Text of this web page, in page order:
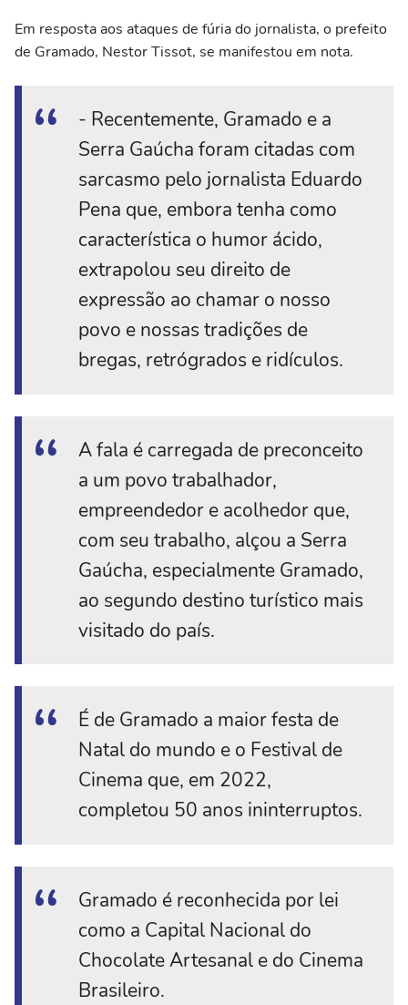
Em resposta aos ataques de fúria do jornalista, o prefeito
de Gramado, Nestor Tissot, se manifestou em nota.
- Recentemente, Gramado e a
Serra Gaúcha foram citadas com
sarcasmo pelo jornalista Eduardo
Pena que, embora tenha como
característica o humor ácido,
extrapolou seu direito de
expressão ao chamar o nosso
povo e nossas tradições de
bregas, retrógrados e ridículos.
A fala é carregada de preconceito
a um povo trabalhador,
empreendedor e acolhedor que,
com seu trabalho, alçou a Serra
Gaúcha, especialmente Gramado,
ao segundo destino turístico mais
visitado do país.
É de Gramado a maior festa de
Natal do mundo e o Festival de
Cinema que, em 2022,
completou 50 anos ininterruptos.
Gramado é reconhecida por lei
como a Capital Nacional do
Chocolate Artesanal e do Cinema
Brasileiro.